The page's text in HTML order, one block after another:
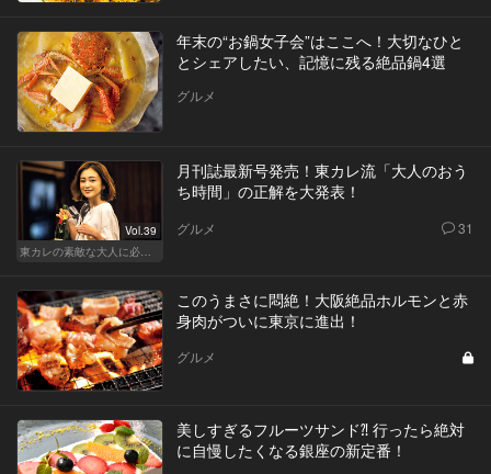
年末の“お鍋女子会”はここへ！大切なひと
とシェアしたい、記憶に残る絶品鍋4選
グルメ
Vol.39
東カレの素敵な大人に必要なこと
月刊誌最新号発売！東カレ流「大人のおう
ち時間」の正解を大発表！
グルメ 31
このうまさに悶絶！大阪絶品ホルモンと赤
身肉がついに東京に進出！
グルメ
美しすぎるフルーツサンド⁈ 行ったら絶対
に自慢したくなる銀座の新定番！